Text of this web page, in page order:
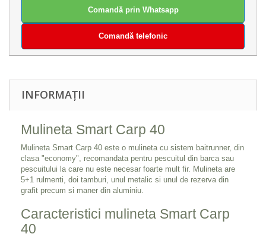
Comandă prin Whatsapp
Comandă telefonic
INFORMAȚII
Mulineta Smart Carp 40
Mulineta Smart Carp 40 este o mulineta cu sistem baitrunner, din
clasa "economy", recomandata pentru pescuitul din barca sau
pescuitului la care nu este necesar foarte mult fir. Mulineta are
5+1 rulmenti, doi tamburi, unul metalic si unul de rezerva din
grafit precum si maner din aluminiu.
Caracteristici mulineta Smart Carp
40